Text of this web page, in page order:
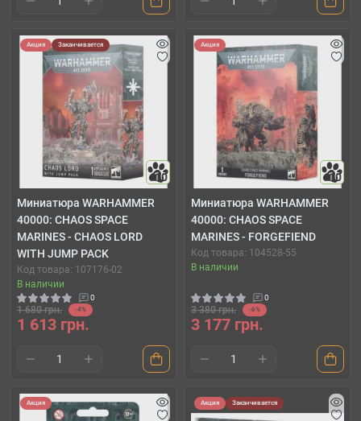
Акция Заканчивается
10
Миниатюра WARHAMMER
40000: CHAOS SPACE
MARINES - CHAOS LORD
WITH JUMP PACK
Код товара: 107176-02
В наличии
0
1 680 грн. -4%
1 613 грн.
Акция
10
Миниатюра WARHAMMER
40000: CHAOS SPACE
MARINES - FORGEFIEND
Код товара: 104528-55
В наличии
0
3 380 грн. -6%
3 177 грн.
Акция Акция Заканчивается